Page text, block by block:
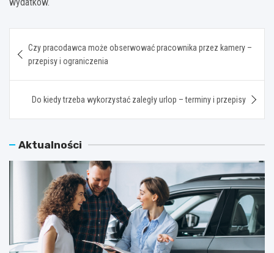
wpisu
Czy pracodawca może obserwować pracownika przez kamery –
przepisy i ograniczenia
Do kiedy trzeba wykorzystać zaległy urlop – terminy i przepisy
Aktualności